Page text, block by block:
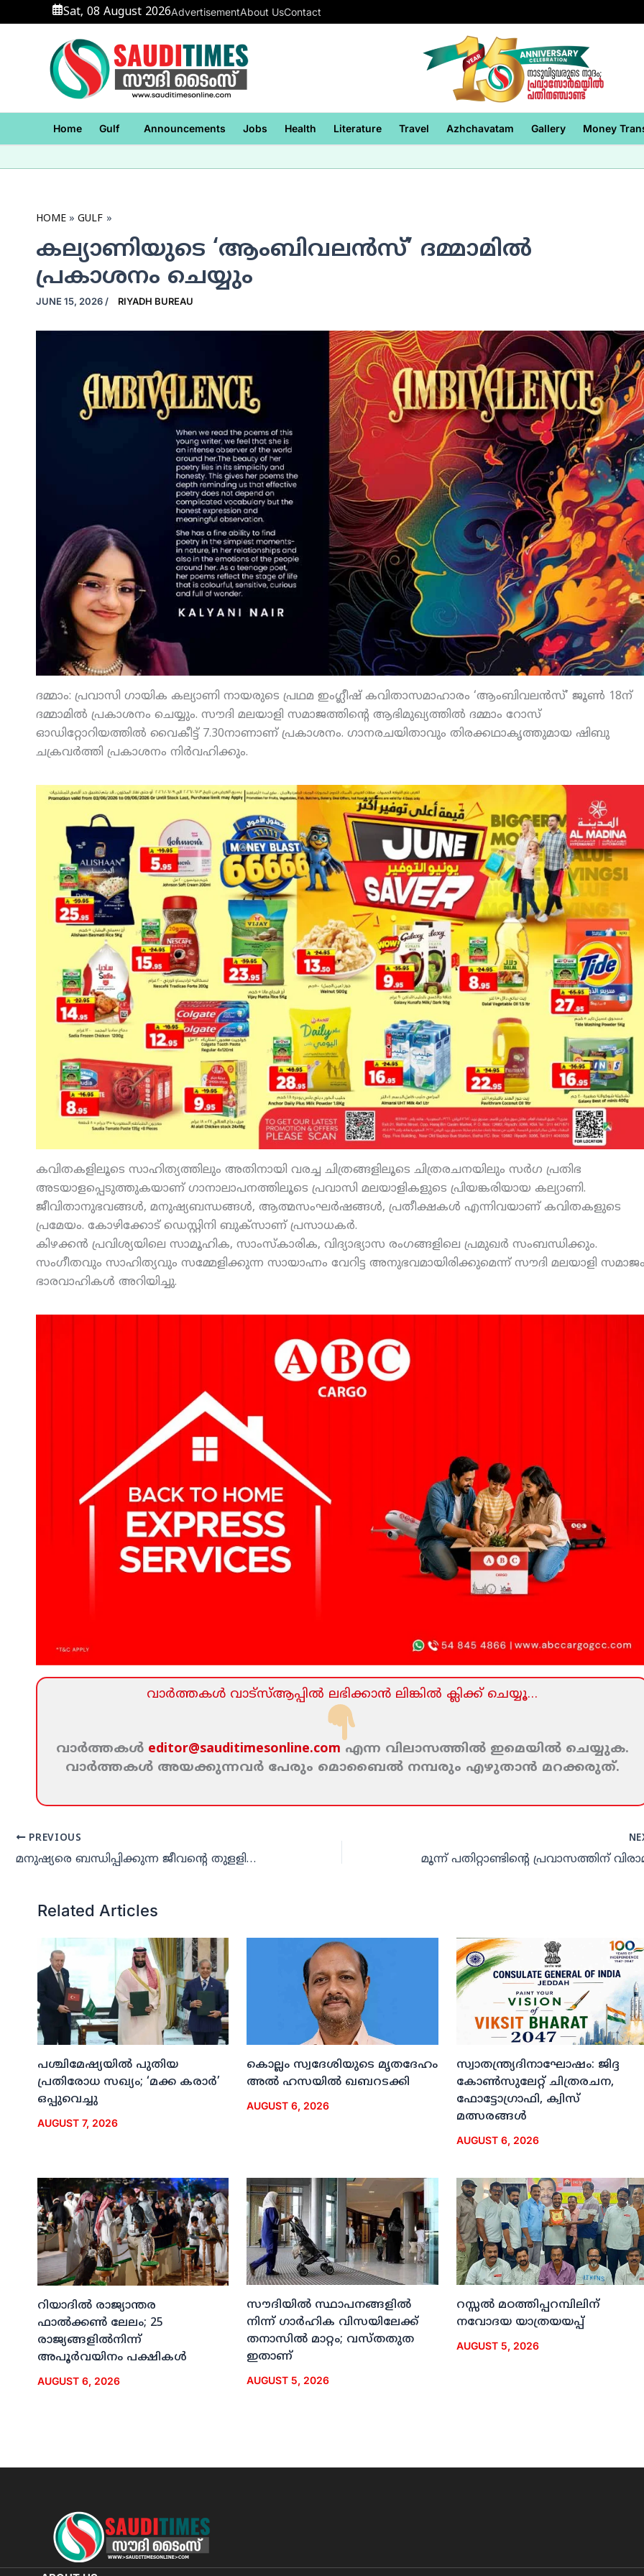
to
Sat, 08 August 2026AdvertisementAbout UsContact
Home Gulf Announcements Jobs Health Literature Travel Azhchavatam Gallery Money
HOME GULF
കല്യാണിയുടെ ‘ആംബിവലന്‍സ്’ ദമ്മാമില്‍
പ്രകാശനം ചെയ്യും
JUNE 15, 2026 / RIYADH BUREAU
ദമ്മാം: പ്രവാസി ഗായിക കല്യാണി നായരുടെ പ്രഥമ ഇംഗ്ലീഷ് കവിതാസമാഹാരം ‘ആംബിവലന്‍സ്’ ജൂണ്‍ 18ന്
ദമ്മാമില്‍ പ്രകാശനം ചെയ്യും. സൗദി മലയാളി സമാജത്തിന്റെ ആഭിമുഖ്യത്തില്‍ ദമ്മാം റോസ്
ഓഡിറ്റോറിയത്തില്‍ വൈകീട്ട് 7.30നാണാണ് പ്രകാശനം. ഗാനരചയിതാവും തിരക്കഥാകൃത്തുമായ ഷിബു
ചക്രവര്‍ത്തി പ്രകാശനം നിര്‍വഹിക്കും.
കവിതകളിലൂടെ സാഹിത്യത്തിലും അതിനായി വരച്ച ചിത്രങ്ങളിലൂടെ ചിത്രരചനയിലും സര്‍ഗ പ്രതിഭ
അടയാളപ്പെടുത്തുകയാണ് ഗാനാലാപനത്തിലൂടെ പ്രവാസി മലയാളികളുടെ പ്രിയങ്കരിയായ കല്യാണി.
ജീവിതാനുഭവങ്ങള്‍, മനുഷ്യബന്ധങ്ങള്‍, ആത്മസംഘര്‍ഷങ്ങള്‍, പ്രതീക്ഷകള്‍ എന്നിവയാണ് കവിതകളുടെ
പ്രമേയം. കോഴിക്കോട് ഡെസ്റ്റിനി ബുക്‌സാണ് പ്രസാധകര്‍.
കിഴക്കന്‍ പ്രവിശ്യയിലെ സാമൂഹിക, സാംസ്‌കാരിക, വിദ്യാഭ്യാസ രംഗങ്ങളിലെ പ്രമുഖര്‍ സംബന്ധിക്കും.
സംഗീതവും സാഹിത്യവും സമ്മേളിക്കുന്ന സായാഹ്നം വേറിട്ട അനുഭവമായിരിക്കുമെന്ന് സൗദി മലയാളി സമാജം
ഭാരവാഹികള്‍ അറിയിച്ചു.
വാര്‍ത്തകള്‍ വാട്‌സ്‌ആപ്പില്‍ ലഭിക്കാന്‍ ലിങ്കില്‍ ക്ലിക്ക്‌ ചെയ്യൂ…
വാര്‍ത്തകള്‍ editor@sauditimesonline.com എന്ന വിലാസത്തില്‍ ഇമെയില്‍ ചെയ്യുക.
വാര്‍ത്തകള്‍ അയക്കുന്നവര്‍ പേരും മൊബൈല്‍ നമ്പരും എഴുതാന്‍ മറക്കരുത്‌.
PREVIOUS
മനുഷ്യരെ ബന്ധിപ്പിക്കുന്ന ജീവന്റെ തുളളികള്‍; റിയാദില്‍ ഒഐസിസി രക്തദാന ക്യാമ്പ്
Related Articles
പശ്ചിമേഷ്യയില്‍ പുതിയ
പ്രതിരോധ സഖ്യം; ‘മക്ക കരാര്‍’
ഒപ്പുവെച്ചു
AUGUST 7, 2026
കൊല്ലം സ്വദേശിയുടെ മൃതദേഹം
അല്‍ ഹസയില്‍ ഖബറടക്കി
AUGUST 6, 2026
സ്വാതന്ത്ര്യദിനാഘോഷം: ജിദ്ദ
കോണ്‍സുലേറ്റ് ചിത്രരചന,
ഫോട്ടോഗ്രാഫി, ക്വിസ്
മത്സരങ്ങള്‍
AUGUST 6, 2026
റിയാദില്‍ രാജ്യാന്തര
ഫാല്‍ക്കണ്‍ ലേലം; 25
രാജ്യങ്ങളില്‍നിന്ന്
അപൂര്‍വയിനം പക്ഷികള്‍
AUGUST 6, 2026
സൗദിയില്‍ സ്ഥാപനങ്ങളില്‍
നിന്ന് ഗാര്‍ഹിക വിസയിലേക്ക്
തനാസില്‍ മാറ്റം; വസ്തതുത
ഇതാണ്
AUGUST 5, 2026
റസ്സല്‍ മഠത്തിപ്പറമ്പിലിന്
നവോദയ യാത്രയയപ്പ്
AUGUST 5, 2026